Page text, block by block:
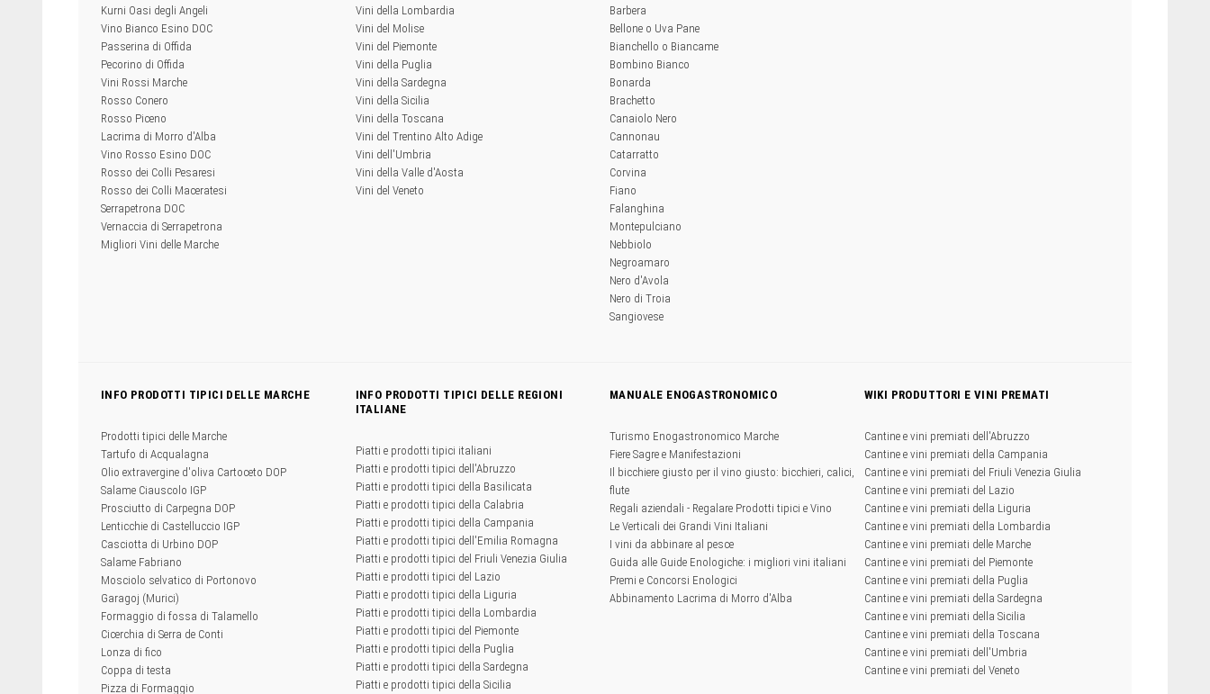
Kurni Oasi degli Angeli
Vino Bianco Esino DOC
Passerina di Offida
Pecorino di Offida
Vini Rossi Marche
Rosso Conero
Rosso Piceno
Lacrima di Morro d'Alba
Vino Rosso Esino DOC
Rosso dei Colli Pesaresi
Rosso dei Colli Maceratesi
Serrapetrona DOC
Vernaccia di Serrapetrona
Migliori Vini delle Marche
Vini della Lombardia
Vini del Molise
Vini del Piemonte
Vini della Puglia
Vini della Sardegna
Vini della Sicilia
Vini della Toscana
Vini del Trentino Alto Adige
Vini dell'Umbria
Vini della Valle d'Aosta
Vini del Veneto
Barbera
Bellone o Uva Pane
Bianchello o Biancame
Bombino Bianco
Bonarda
Brachetto
Canaiolo Nero
Cannonau
Catarratto
Corvina
Fiano
Falanghina
Montepulciano
Nebbiolo
Negroamaro
Nero d'Avola
Nero di Troia
Sangiovese
INFO PRODOTTI TIPICI DELLE MARCHE
Prodotti tipici delle Marche
Tartufo di Acqualagna
Olio extravergine d'oliva Cartoceto DOP
Salame Ciauscolo IGP
Prosciutto di Carpegna DOP
Lenticchie di Castelluccio IGP
Casciotta di Urbino DOP
Salame Fabriano
Mosciolo selvatico di Portonovo
Garagoj (Murici)
Formaggio di fossa di Talamello
Cicerchia di Serra de Conti
Lonza di fico
Coppa di testa
Pizza di Formaggio
INFO PRODOTTI TIPICI DELLE REGIONI
ITALIANE
Piatti e prodotti tipici italiani
Piatti e prodotti tipici dell'Abruzzo
Piatti e prodotti tipici della Basilicata
Piatti e prodotti tipici della Calabria
Piatti e prodotti tipici della Campania
Piatti e prodotti tipici dell'Emilia Romagna
Piatti e prodotti tipici del Friuli Venezia Giulia
Piatti e prodotti tipici del Lazio
Piatti e prodotti tipici della Liguria
Piatti e prodotti tipici della Lombardia
Piatti e prodotti tipici del Piemonte
Piatti e prodotti tipici della Puglia
Piatti e prodotti tipici della Sardegna
Piatti e prodotti tipici della Sicilia
MANUALE ENOGASTRONOMICO
Turismo Enogastronomico Marche
Fiere Sagre e Manifestazioni
Il bicchiere giusto per il vino giusto: bicchieri, calici,
flute
Regali aziendali - Regalare Prodotti tipici e Vino
Le Verticali dei Grandi Vini Italiani
I vini da abbinare al pesce
Guida alle Guide Enologiche: i migliori vini italiani
Premi e Concorsi Enologici
Abbinamento Lacrima di Morro d'Alba
WIKI PRODUTTORI E VINI PREMATI
Cantine e vini premiati dell'Abruzzo
Cantine e vini premiati della Campania
Cantine e vini premiati del Friuli Venezia Giulia
Cantine e vini premiati del Lazio
Cantine e vini premiati della Liguria
Cantine e vini premiati della Lombardia
Cantine e vini premiati delle Marche
Cantine e vini premiati del Piemonte
Cantine e vini premiati della Puglia
Cantine e vini premiati della Sardegna
Cantine e vini premiati della Sicilia
Cantine e vini premiati della Toscana
Cantine e vini premiati dell'Umbria
Cantine e vini premiati del Veneto